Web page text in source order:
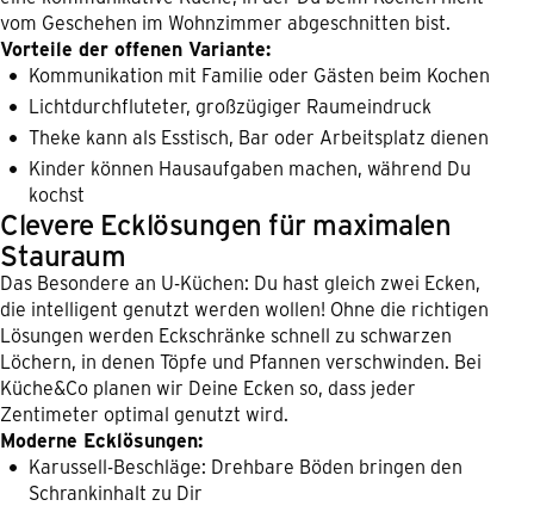
vom Geschehen im Wohnzimmer abgeschnitten bist.
Vorteile der offenen Variante:
Kommunikation mit Familie oder Gästen beim Kochen
Lichtdurchfluteter, großzügiger Raumeindruck
Theke kann als Esstisch, Bar oder Arbeitsplatz dienen
Kinder können Hausaufgaben machen, während Du
kochst
Clevere Ecklösungen für maximalen
Stauraum
Das Besondere an U-Küchen: Du hast gleich zwei Ecken,
die intelligent genutzt werden wollen! Ohne die richtigen
Lösungen werden Eckschränke schnell zu schwarzen
Löchern, in denen Töpfe und Pfannen verschwinden. Bei
Küche&Co planen wir Deine Ecken so, dass jeder
Zentimeter optimal genutzt wird.
Moderne Ecklösungen:
Karussell-Beschläge: Drehbare Böden bringen den
Schrankinhalt zu Dir